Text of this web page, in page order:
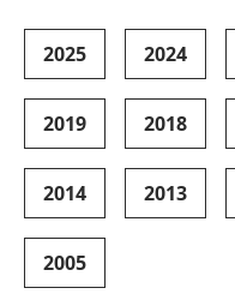
2025 2024
2019 2018
2014 2013
2005